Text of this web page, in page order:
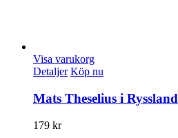
Visa varukorg
Detaljer Köp nu
Mats Theselius i Ryssland
179 kr